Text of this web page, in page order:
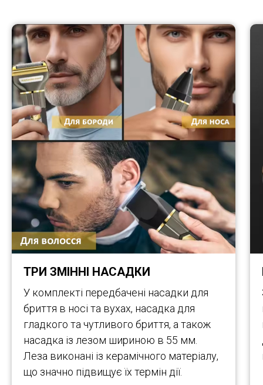
ТРИ ЗМІННІ НАСАДКИ
У комплекті передбачені насадки для
бриття в носі та вухах, насадка для
гладкого та чутливого бриття, а також
насадка із лезом шириною в 55 мм.
Леза виконані із керамічного матеріалу,
що значно підвищує їх термін дії.